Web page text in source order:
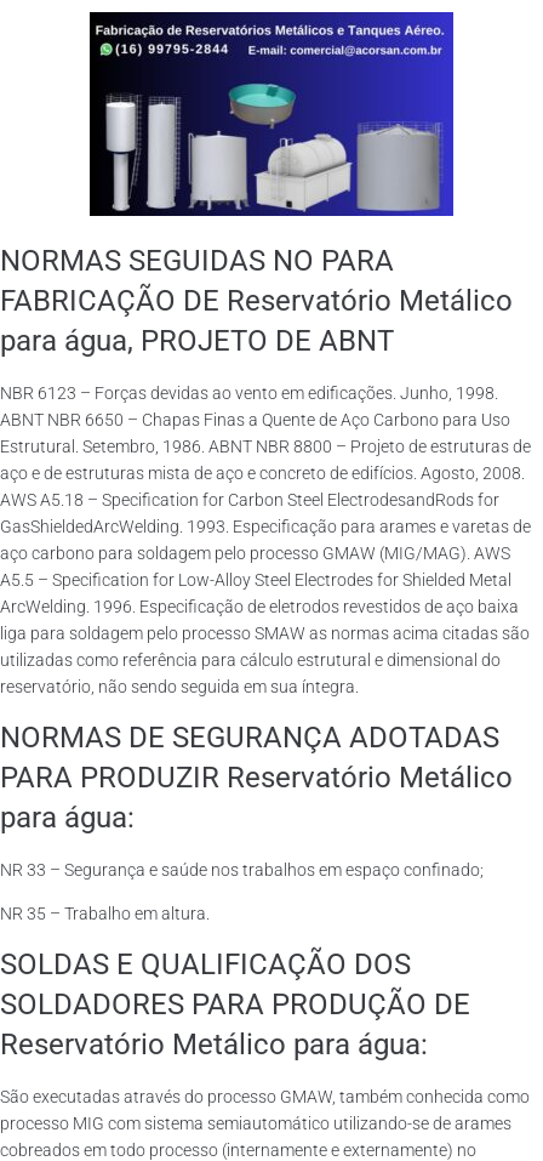
NORMAS SEGUIDAS NO PARA
FABRICAÇÃO DE Reservatório Metálico
para água, PROJETO DE ABNT
NBR 6123 – Forças devidas ao vento em edificações. Junho, 1998.
ABNT NBR 6650 – Chapas Finas a Quente de Aço Carbono para Uso
Estrutural. Setembro, 1986. ABNT NBR 8800 – Projeto de estruturas de
aço e de estruturas mista de aço e concreto de edifícios. Agosto, 2008.
AWS A5.18 – Specification for Carbon Steel ElectrodesandRods for
GasShieldedArcWelding. 1993. Especificação para arames e varetas de
aço carbono para soldagem pelo processo GMAW (MIG/MAG). AWS
A5.5 – Specification for Low-Alloy Steel Electrodes for Shielded Metal
ArcWelding. 1996. Especificação de eletrodos revestidos de aço baixa
liga para soldagem pelo processo SMAW as normas acima citadas são
utilizadas como referência para cálculo estrutural e dimensional do
reservatório, não sendo seguida em sua íntegra.
NORMAS DE SEGURANÇA ADOTADAS
PARA PRODUZIR Reservatório Metálico
para água:
NR 33 – Segurança e saúde nos trabalhos em espaço confinado;
NR 35 – Trabalho em altura.
SOLDAS E QUALIFICAÇÃO DOS
SOLDADORES PARA PRODUÇÃO DE
Reservatório Metálico para água:
São executadas através do processo GMAW, também conhecida como
processo MIG com sistema semiautomático utilizando-se de arames
cobreados em todo processo (internamente e externamente) no